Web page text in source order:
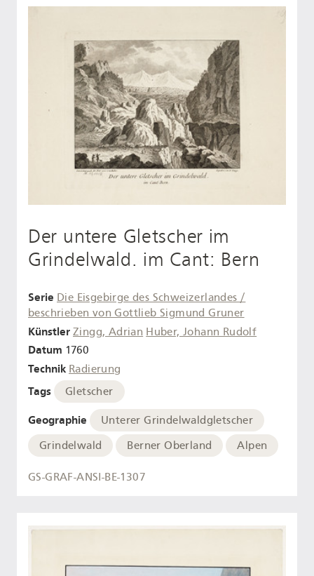
Der untere Gletscher im
Grindelwald. im Cant: Bern
Serie Die Eisgebirge des Schweizerlandes /
beschrieben von Gottlieb Sigmund Gruner
Künstler Zingg, Adrian Huber, Johann Rudolf
Datum 1760
Technik Radierung
Tags Gletscher
Geographie
Unterer Grindelwaldgletscher
Grindelwald
Berner Oberland Alpen
GS-GRAF-ANSI-BE-1307